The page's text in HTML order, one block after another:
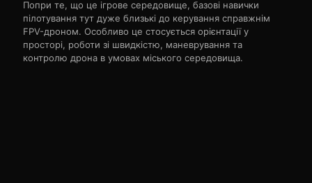
Попри те, що це ігрове середовище, базові навички
пілотування тут дуже близькі до керування справжнім
FPV-дроном. Особливо це стосується орієнтації у
просторі, роботи зі швидкістю, маневрування та
контролю дрона в умовах міського середовища.